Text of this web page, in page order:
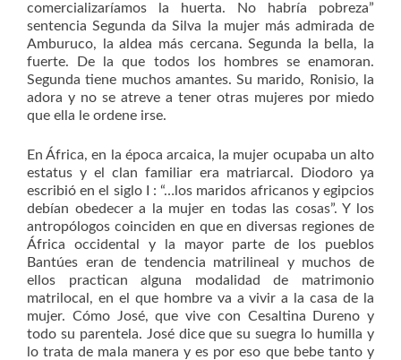
comercializaríamos la huerta. No habría pobreza”
sentencia Segunda da Silva la mujer más admirada de
Amburuco, la aldea más cercana. Segunda la bella, la
fuerte. De la que todos los hombres se enamoran.
Segunda tiene muchos amantes. Su marido, Ronisio, la
adora y no se atreve a tener otras mujeres por miedo
que ella le ordene irse.
En África, en la época arcaica, la mujer ocupaba un alto
estatus y el clan familiar era matriarcal. Diodoro ya
escribió en el siglo I : “…los maridos africanos y egipcios
debían obedecer a la mujer en todas las cosas”. Y los
antropólogos coinciden en que en diversas regiones de
África occidental y la mayor parte de los pueblos
Bantúes eran de tendencia matrilineal y muchos de
ellos practican alguna modalidad de matrimonio
matrilocal, en el que hombre va a vivir a la casa de la
mujer. Cómo José, que vive con Cesaltina Dureno y
todo su parentela. José dice que su suegra lo humilla y
lo trata de mala manera y es por eso que bebe tanto y